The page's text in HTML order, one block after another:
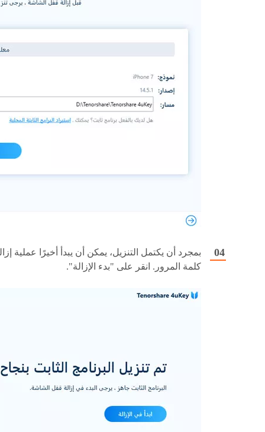
بمجرد أن يكتمل التنزيل، يمكن أن يبدأ أخيرًا عملية
كلمة المرور. انقر على "بدء الإزالة".